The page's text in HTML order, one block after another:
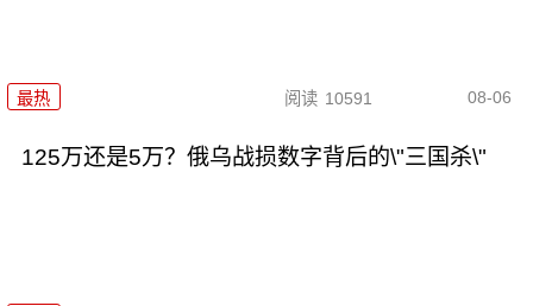
最热 阅读 10591 08-06
125万还是5万？俄乌战损数字背后的\"三国杀\"